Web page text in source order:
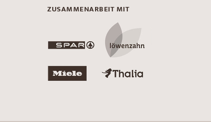
ZUSAMMENARBEIT MIT